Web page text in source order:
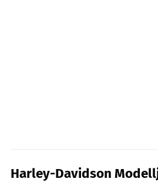
Harley-Davidson